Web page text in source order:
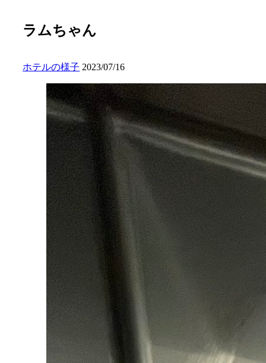
ラムちゃん
ホテルの様子 2023/07/16